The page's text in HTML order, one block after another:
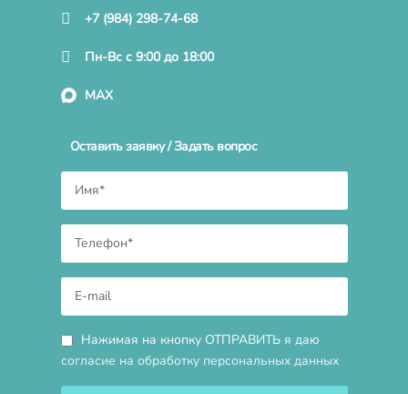
+7 (984) 298-74-68
Пн-Вс с 9:00 до 18:00
MAX
Оставить заявку / Задать вопрос
Нажимая на кнопку ОТПРАВИТЬ я даю
согласие на обработку персональных данных